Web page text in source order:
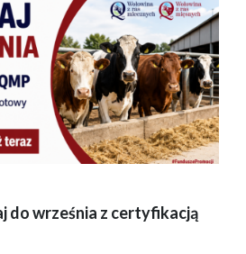
do września z certyfikacją